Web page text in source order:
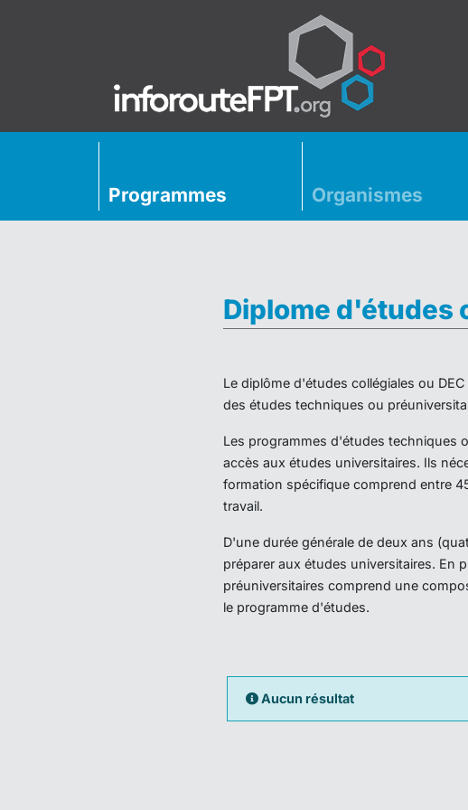
Programmes Organismes
Diplome d'études
Le diplôme d'études collégiales ou
des études techniques ou
Les programmes d'études techniques
accès aux études universitaires. Ils
formation spécifique comprend entre
travail.
D'une durée générale de deux ans
préparer aux études universitaires. En
préuniversitaires comprend une
le programme d'études.
Aucun résultat